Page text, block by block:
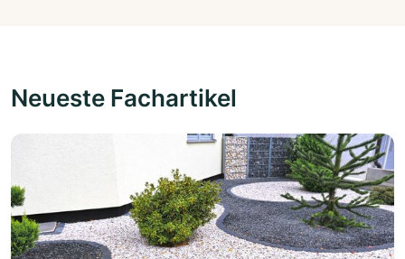
Neueste Fachartikel